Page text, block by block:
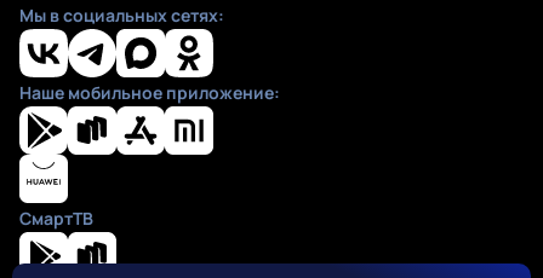
Мы в социальных сетях:
Наше мобильное приложение:
СмартТВ